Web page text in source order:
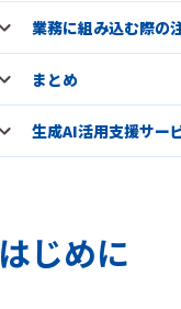
業務に組み込む際の
まとめ
生成AI活用支援サー
はじめに